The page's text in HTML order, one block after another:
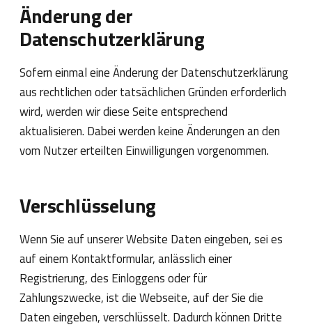
Änderung der
Datenschutzerklärung
Sofern einmal eine Änderung der Datenschutzerklärung
aus rechtlichen oder tatsächlichen Gründen erforderlich
wird, werden wir diese Seite entsprechend
aktualisieren. Dabei werden keine Änderungen an den
vom Nutzer erteilten Einwilligungen vorgenommen.
Verschlüsselung
Wenn Sie auf unserer Website Daten eingeben, sei es
auf einem Kontaktformular, anlässlich einer
Registrierung, des Einloggens oder für
Zahlungszwecke, ist die Webseite, auf der Sie die
Daten eingeben, verschlüsselt. Dadurch können Dritte